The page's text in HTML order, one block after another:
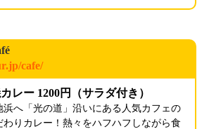
cafe/
レー 1200円（サラダ付き）
へ「光の道」沿いにある人気カフェの
わりカレー！熱々をハフハフしながら食